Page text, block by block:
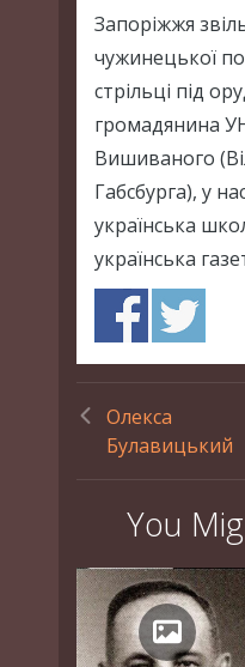
Запоріжжя
чужинецької
стрільці під
громадянина
Вишиваного
Габсбурга), у
українська
українська
Олекса
Булавицький
You